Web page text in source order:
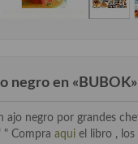
negro en «BUBOK»
ajo negro por grandes
" Compra aqui el libro , los